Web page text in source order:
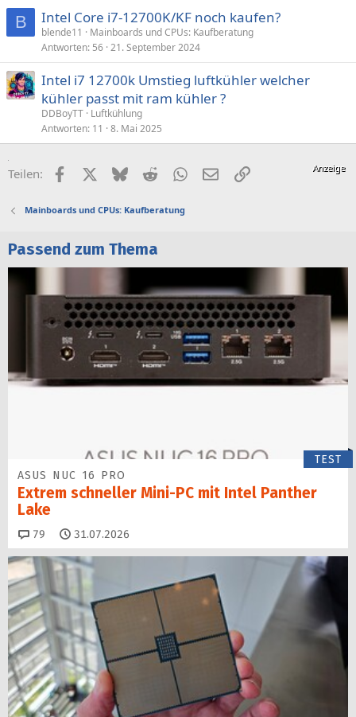
B Intel Core i7-12700K/KF noch kaufen?
blende11
Mainboards und CPUs: Kaufberatung
Antworten 56 21. September 2024
Intel i7 12700k Umstieg luftkühler welcher
kühler passt mit ram kühler ?
DDBoyTT Luftkühlung
Antworten 11 8. Mai 2025
Teilen: FacebookX (Twitter)
BlueskyRedditWhatsApp
E-MailLink
Mainboards und CPUs: Kaufberatung
Passend zum Thema
TEST
ASUS NUC 16 PRO
Extrem schneller Mini-PC mit Intel Panther
Lake
79 Kommentare
31.07.2026